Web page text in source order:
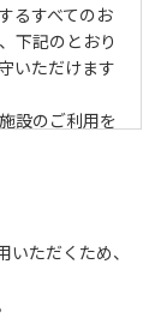
るすべてのお
下記のとおり
いただけます
設のご利用を
ください。
ただくため、